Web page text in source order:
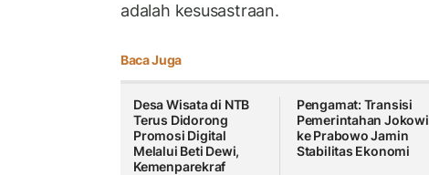
adalah kesusastraan.
Baca Juga
Desa Wisata di NTB
Terus Didorong
Promosi Digital
Melalui Beti Dewi,
Kemenparekraf
Pengamat: Transisi
Pemerintahan Jokowi
ke Prabowo Jamin
Stabilitas Ekonomi